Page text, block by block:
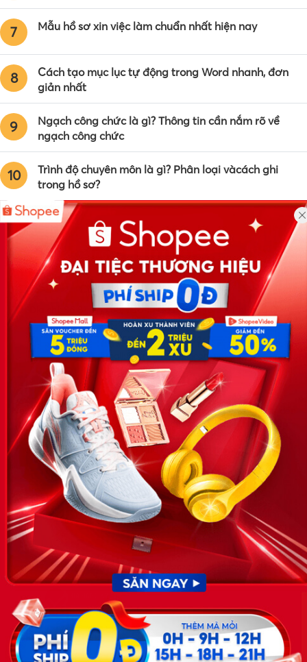
7 Mẫu hồ sơ xin việc làm chuẩn nhất hiện nay
8
Cách tạo mục lục tự động trong Word nhanh, đơn
giản nhất
9
Ngạch công chức là gì? Thông tin cần nắm rõ về
ngạch công chức
10
Trình độ chuyên môn là gì? Phân loại vàcách ghi
trong hồ sơ?
Công ty TNHH Eyeplus Online
Địa chỉ: Số 81, ngõ 68, đường Cầu Giấy, Tổ 05, Phường Quan
Hoa, Quận Cầu Giấy, TP Hà Nội, Việt Nam
SĐT: 0981 448 766
Email:
hotro@timviec.com.vn
VỀ CHÚNG TÔI
News.timviec.com.vn là website cung cấp thông tin liên quan đến
nhân sự, nghề nghiệp do Timviec.com.vn vận hành nhằm giúp
doanh nghiệp, nhân sự tuyển dụng, người đi làm, người tìm việc
cập nhật thông tin và đáp ứng được mong muốn của mình.
KẾT NỐI
Giấy phép hoạt động dịch vụ
việc làm số 54/2019/SLĐTBXH-
GP do Sở lao động thương
binh và xã hội cấp ngày 30
tháng 12 năm 2019.